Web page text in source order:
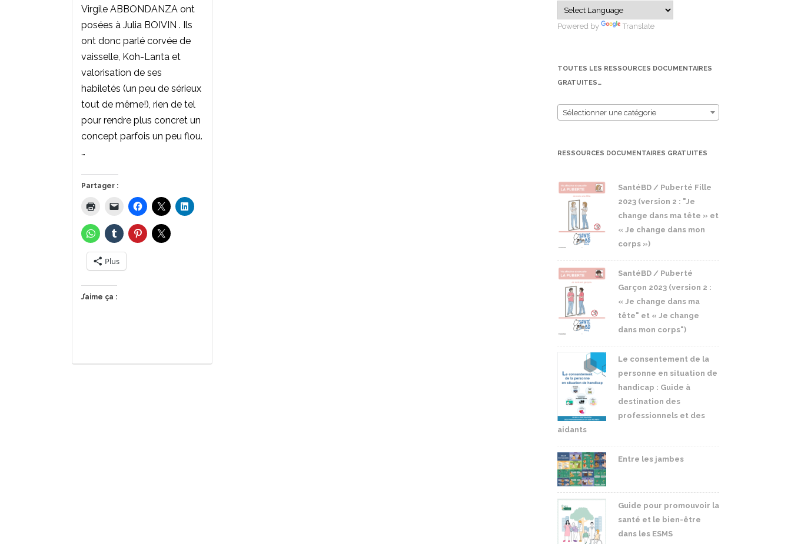
Virgile ABBONDANZA ont
posées à Julia BOIVIN . Ils
ont donc parlé corvée de
vaisselle, Koh-Lanta et
valorisation de ses
habiletés (un peu de sérieux
tout de même!), rien de tel
pour rendre plus concret un
concept parfois un peu flou.
…
Partager :
Plus
J’aime ça :
Powered by Translate
TOUTES LES RESSOURCES DOCUMENTAIRES
GRATUITES…
Sélectionner une catégorie
RESSOURCES DOCUMENTAIRES GRATUITES
SantéBD / Puberté Fille
2023 (version 2 : "Je
change dans ma tête » et
« Je change dans mon
corps »)
SantéBD / Puberté
Garçon 2023 (version 2 :
« Je change dans ma
tête" et « Je change
dans mon corps")
Le consentement de la
personne en situation de
handicap : Guide à
destination des
professionnels et des
aidants
Entre les jambes
Guide pour promouvoir la
santé et le bien-être
dans les ESMS